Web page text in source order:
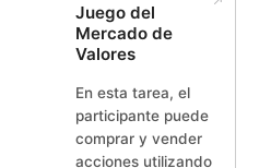
Juego del
Mercado de
Valores
En esta tarea, el
participante puede
comprar y vender
acciones utilizando